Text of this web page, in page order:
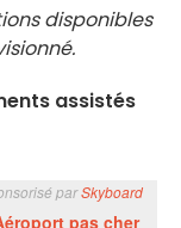
disponibles
assistés